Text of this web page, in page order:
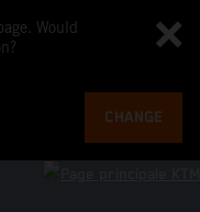
Would
CHANGE